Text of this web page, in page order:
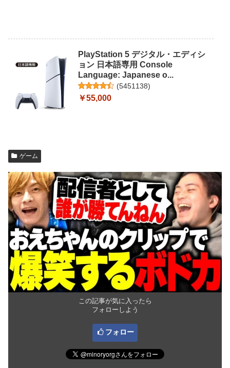
PlayStation 5 デジタル・エディシ
ョン 日本語専用 Console
Language: Japanese o...
(5451138)
￥55,000
ゲーム
この記事が気に入ったら
フォローしよう
フォロー